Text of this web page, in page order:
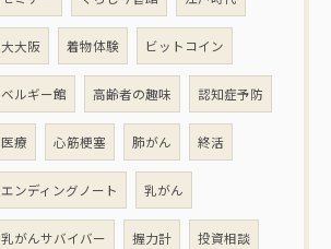
大大阪 着物体験 ビットコイン
ベルギー館 高齢者の趣味 認知症予防
医療 心筋梗塞 肺がん 終活
エンディングノート 乳がん
乳がんサバイバー 握力計 投資相談